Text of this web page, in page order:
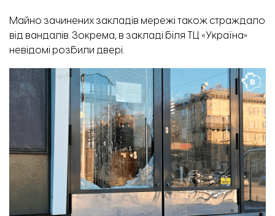
Майно зачинених закладів мережі також страждало
від вандалів. Зокрема, в закладі біля ТЦ «Україна»
невідомі розбили двері.